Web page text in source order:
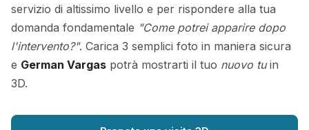
servizio di altissimo livello e per rispondere alla tua
domanda fondamentale "Come potrei apparire dopo
l'intervento?". Carica 3 semplici foto in maniera sicura
e German Vargas potrà mostrarti il tuo nuovo tuin
3D.